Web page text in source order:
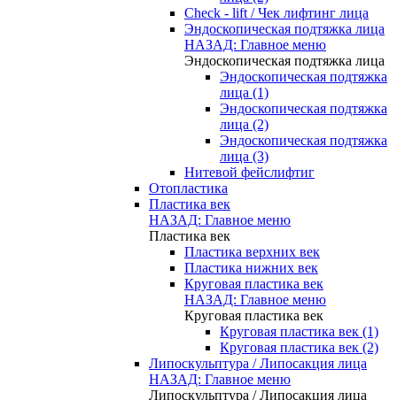
Check - lift / Чек лифтинг лица
Эндоскопическая подтяжка лица
НАЗАД: Главное меню
Эндоскопическая подтяжка лица
Эндоскопическая подтяжка
лица (1)
Эндоскопическая подтяжка
лица (2)
Эндоскопическая подтяжка
лица (3)
Нитевой фейслифтиг
Отопластика
Пластика век
НАЗАД: Главное меню
Пластика век
Пластика верхних век
Пластика нижних век
Круговая пластика век
НАЗАД: Главное меню
Круговая пластика век
Круговая пластика век (1)
Круговая пластика век (2)
Липоскульптура / Липосакция лица
НАЗАД: Главное меню
Липоскульптура / Липосакция лица